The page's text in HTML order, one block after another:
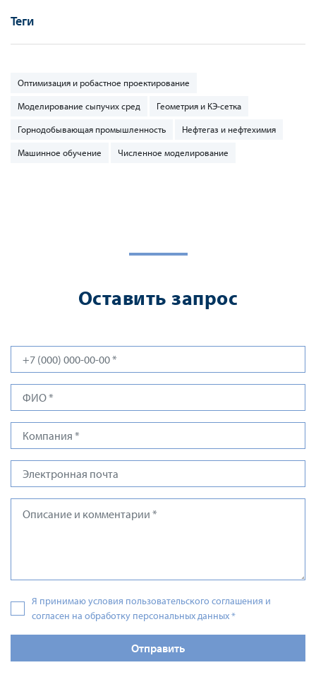
Теги
Оптимизация и робастное проектирование
Моделирование сыпучих сред Геометрия и КЭ-сетка
Горнодобывающая промышленность Нефтегаз и нефтехимия
Машинное обучение Численное моделирование
Оставить запрос
Я принимаю условия пользовательского соглашения и
согласен на обработку персональных данных*
Отправить